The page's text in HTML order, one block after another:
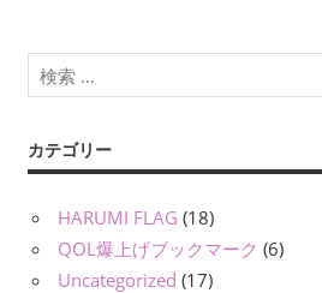
カテゴリー
HARUMI FLAG (18)
QOL爆上げブックマーク (6)
Uncategorized (17)